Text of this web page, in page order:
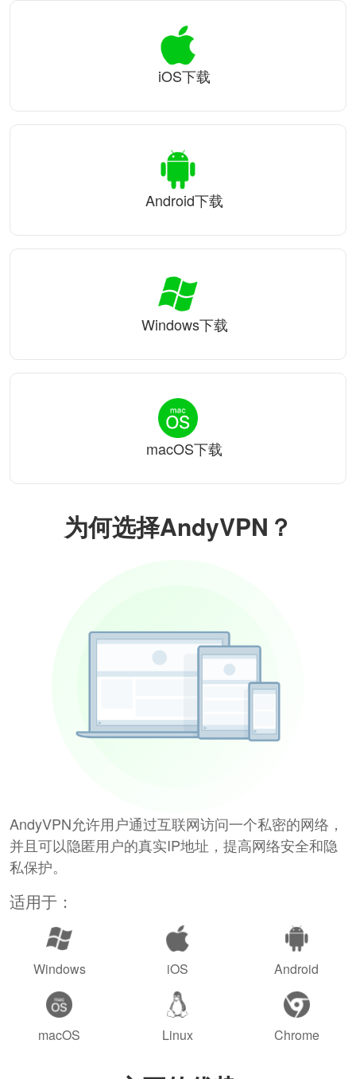
为何选择AndyVPN？
AndyVPN允许用户通过互联网访问一个私密的网络，
并且可以隐匿用户的真实IP地址，提高网络安全和隐
私保护。
适用于：
Windows iOS Android
macOS Linux Chrome
iOS下载
Android下载
Windows下载
macOS下载